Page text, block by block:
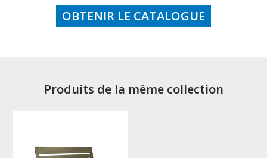
OBTENIR LE CATALOGUE
Produits de la même collection